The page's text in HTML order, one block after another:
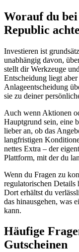
Worauf du
Republic
Investieren ist
unabhängig davon,
stellt dir Werkzeuge
Entscheidung liegt
Anlageentscheidung
sie zu deiner
Auch wenn Aktionen
Hauptgrund sein, eine
lieber an, ob das
langfristigen
nettes Extra – der
Plattform, mit der du
Wenn du Fragen zu
regulatorischen Details
Dort erhältst du
das hinausgehen, was
kann.
Häufige
Gutscheinen